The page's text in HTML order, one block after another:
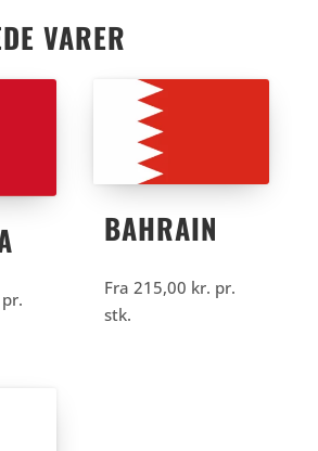
VARER
pr.
BAHRAIN
Fra215,00 kr. pr.
stk.